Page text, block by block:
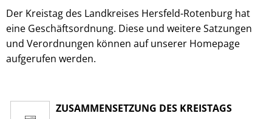
Der Kreistag des Landkreises Hersfeld-Rotenburg hat
eine Geschäftsordnung. Diese und weitere Satzungen
und Verordnungen können auf unserer Homepage
aufgerufen werden.
ZUSAMMENSETZUNG DES KREISTAGS